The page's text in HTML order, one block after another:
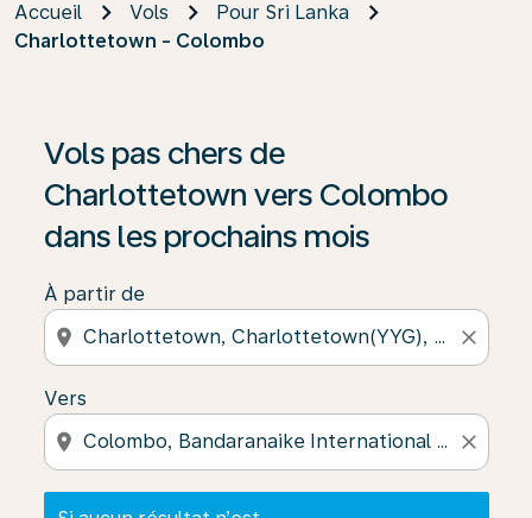
Accueil Vols
Pour Sri Lanka
Charlottetown - Colombo
Vols pas chers de
Charlottetown vers Colombo
dans les prochains mois
À partir de
location_on close
Vers
location_on close
Si aucun résultat n’est disponible, cliquez sur «